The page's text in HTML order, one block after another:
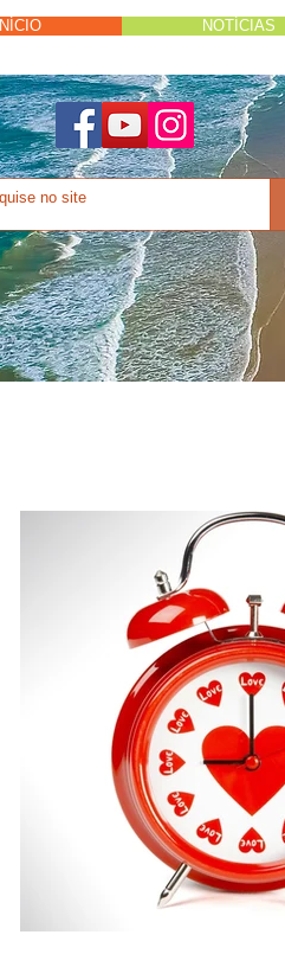
INÍCIO NOTÍCIAS